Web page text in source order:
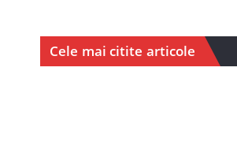
Cele mai citite articole